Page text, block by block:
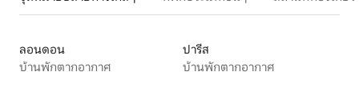
ลอนดอน
บ้านพักตากอากาศ
ปารีส
บ้านพักตากอากาศ